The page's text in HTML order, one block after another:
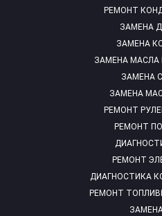
РЕМОНТ
ЗАМЕНА
ЗАМЕНА
ЗАМЕНА МАСЛА
ЗАМЕНА
ЗАМЕНА
РЕМОНТ
РЕМОНТ
РЕМОНТ
ДИАГНОСТИКА
РЕМОНТ